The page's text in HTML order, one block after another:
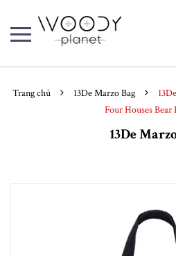
Trang chủ 13De Marzo Bag
Four Houses Bear
13De